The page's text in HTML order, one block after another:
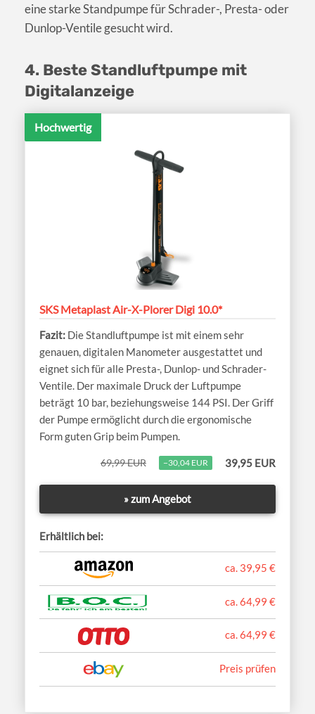
eine starke Standpumpe für Schrader-, Presta- oder
Dunlop-Ventile gesucht wird.
4. Beste Standluftpumpe mit
Digitalanzeige
Hochwertig
SKS Metaplast Air-X-Plorer Digi 10.0*
Die Standluftpumpe ist mit einem sehr
genauen, digitalen Manometer ausgestattet und
eignet sich für alle Presta-, Dunlop- und Schrader-
Ventile. Der maximale Druck der Luftpumpe
beträgt 10 bar, beziehungsweise 144 PSI. Der Griff
der Pumpe ermöglicht durch die ergonomische
Form guten Grip beim Pumpen.
69,99 EUR −30,04 EUR 39,95 EUR
» zum Angebot
Erhältlich bei:
ca. 39,95 €
ca. 64,99 €
ca. 64,99 €
Preis prüfen